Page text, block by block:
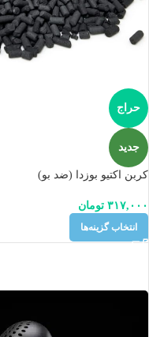
حراج
جدید
کربن اکتیو بوزدا (ضد بو)
۳۱۷,۰۰۰ تومان
انتخاب گزینه‌ها